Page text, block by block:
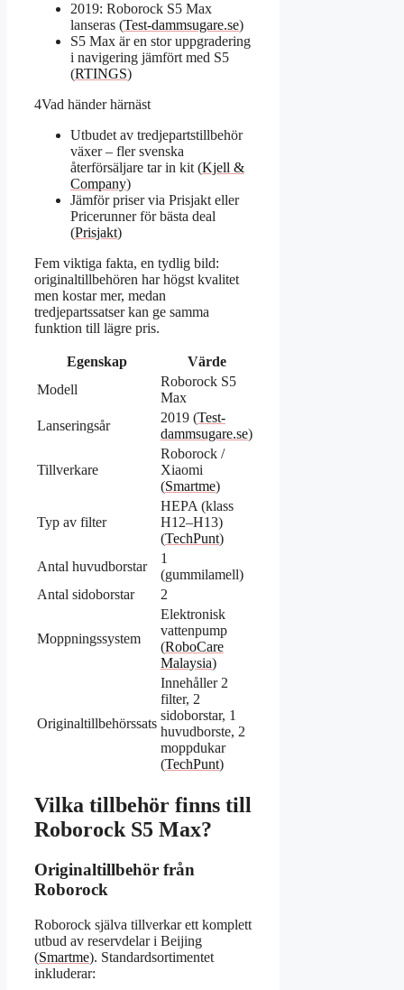
2019: Roborock S5 Max
lanseras (Test-dammsugare.se)
S5 Max är en stor uppgradering
i navigering jämfört med S5
(RTINGS)
4Vad händer härnäst
Utbudet av tredjepartstillbehör
växer – fler svenska
återförsäljare tar in kit (Kjell &
Company)
Jämför priser via Prisjakt eller
Pricerunner för bästa deal
(Prisjakt)
Fem viktiga fakta, en tydlig bild:
originaltillbehören har högst kvalitet
men kostar mer, medan
tredjepartssatser kan ge samma
funktion till lägre pris.
Egenskap
Värde
Modell
Roborock S5
Max
Lanseringsår
2019 (Test-
dammsugare.se)
Tillverkare
Roborock /
Xiaomi
(Smartme)
Typ av filter
HEPA (klass
H12–H13)
(TechPunt)
Antal huvudborstar
1
(gummilamell)
Antal sidoborstar
2
Moppningssystem
Elektronisk
vattenpump
(RoboCare
Malaysia)
Originaltillbehörssats
Innehåller 2
filter, 2
sidoborstar, 1
huvudborste, 2
moppdukar
(TechPunt)
Vilka tillbehör finns till
Roborock S5 Max?
Originaltillbehör från
Roborock
Roborock själva tillverkar ett komplett
utbud av reservdelar i Beijing
(Smartme). Standardsortimentet
inkluderar: